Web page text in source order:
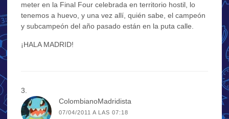
meter en la Final Four celebrada en territorio hostil, lo
tenemos a huevo, y una vez allí, quién sabe, el campeón
y subcampeón del año pasado están en la puta calle.
¡HALA MADRID!
ColombianoMadridista
07/04/2011 A LAS 07:18